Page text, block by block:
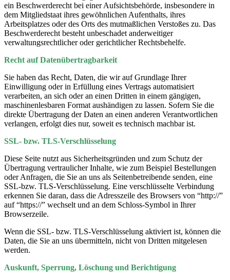
ein Beschwerderecht bei einer Aufsichtsbehörde, insbesondere in
dem Mitgliedstaat ihres gewöhnlichen Aufenthalts, ihres
Arbeitsplatzes oder des Orts des mutmaßlichen Verstoßes zu. Das
Beschwerderecht besteht unbeschadet anderweitiger
verwaltungsrechtlicher oder gerichtlicher Rechtsbehelfe.
Recht auf Datenübertragbarkeit
Sie haben das Recht, Daten, die wir auf Grundlage Ihrer
Einwilligung oder in Erfüllung eines Vertrags automatisiert
verarbeiten, an sich oder an einen Dritten in einem gängigen,
maschinenlesbaren Format aushändigen zu lassen. Sofern Sie die
direkte Übertragung der Daten an einen anderen Verantwortlichen
verlangen, erfolgt dies nur, soweit es technisch machbar ist.
SSL- bzw. TLS-Verschlüsselung
Diese Seite nutzt aus Sicherheitsgründen und zum Schutz der
Übertragung vertraulicher Inhalte, wie zum Beispiel Bestellungen
oder Anfragen, die Sie an uns als Seitenbetreibende senden, eine
SSL-bzw. TLS-Verschlüsselung. Eine verschlüsselte Verbindung
erkennen Sie daran, dass die Adresszeile des Browsers von “http://”
auf “https://” wechselt und an dem Schloss-Symbol in Ihrer
Browserzeile.
Wenn die SSL- bzw. TLS-Verschlüsselung aktiviert ist, können die
Daten, die Sie an uns übermitteln, nicht von Dritten mitgelesen
werden.
Auskunft, Sperrung, Löschung und Berichtigung